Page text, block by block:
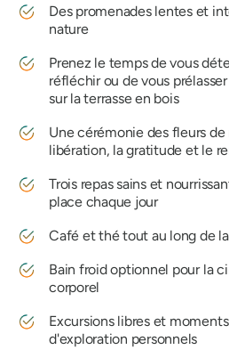
Des promenades lentes et
nature
Prenez le temps de vous
réfléchir ou de vous
sur la terrasse en bois
Une cérémonie des fleurs
libération, la gratitude et le
Trois repas sains et
place chaque jour
Café et thé tout au long de
Bain froid optionnel pour la
corporel
Excursions libres et
d'exploration personnels